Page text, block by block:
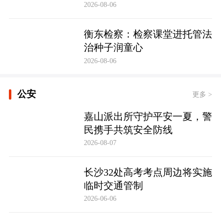
2026-08-06
衡东检察：检察课堂进托管法
治种子润童心
2026-08-06
公安 更多 >
嘉山派出所守护平安一夏，警
民携手共筑安全防线
2026-08-07
长沙32处高考考点周边将实施
临时交通管制
2026-06-06